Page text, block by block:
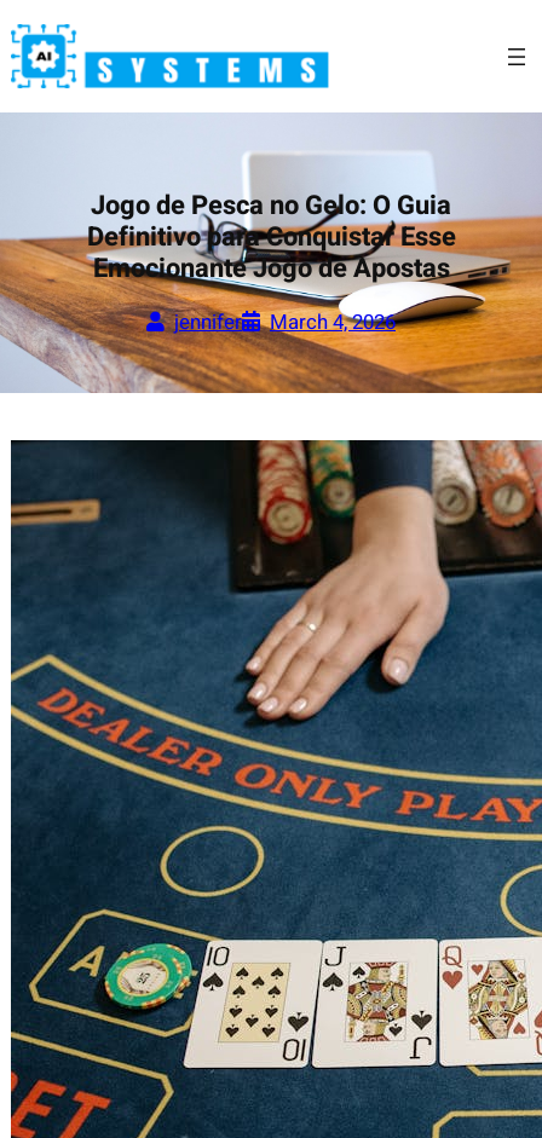
to
content
Jogo de Pesca no Gelo: O Guia
Definitivo para Conquistar Esse
Emocionante Jogo de Apostas
jennifer March 4, 2026